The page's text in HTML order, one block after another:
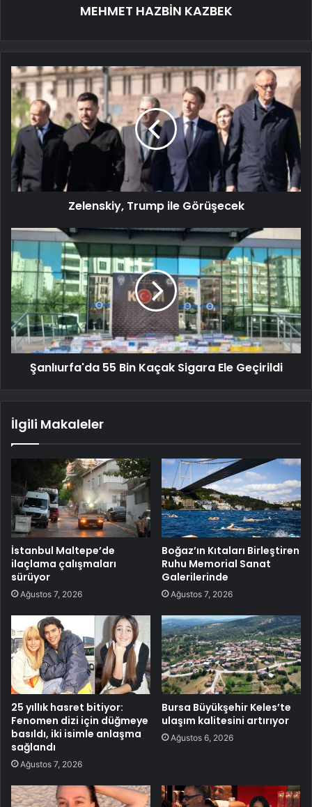
MEHMET HAZBİN KAZBEK
Zelenskiy, Trump ile Görüşecek
Şanlıurfa'da 55 Bin Kaçak Sigara Ele Geçirildi
İlgili Makaleler
İstanbul Maltepe’de
ilaçlama çalışmaları
sürüyor
Ağustos 7, 2026
Boğaz’ın Kıtaları Birleştiren
Ruhu Memorial Sanat
Galerilerinde
Ağustos 7, 2026
25 yıllık hasret bitiyor:
Fenomen dizi için düğmeye
basıldı, iki isimle anlaşma
sağlandı
Ağustos 7, 2026
Bursa Büyükşehir Keles’te
ulaşım kalitesini artırıyor
Ağustos 6, 2026